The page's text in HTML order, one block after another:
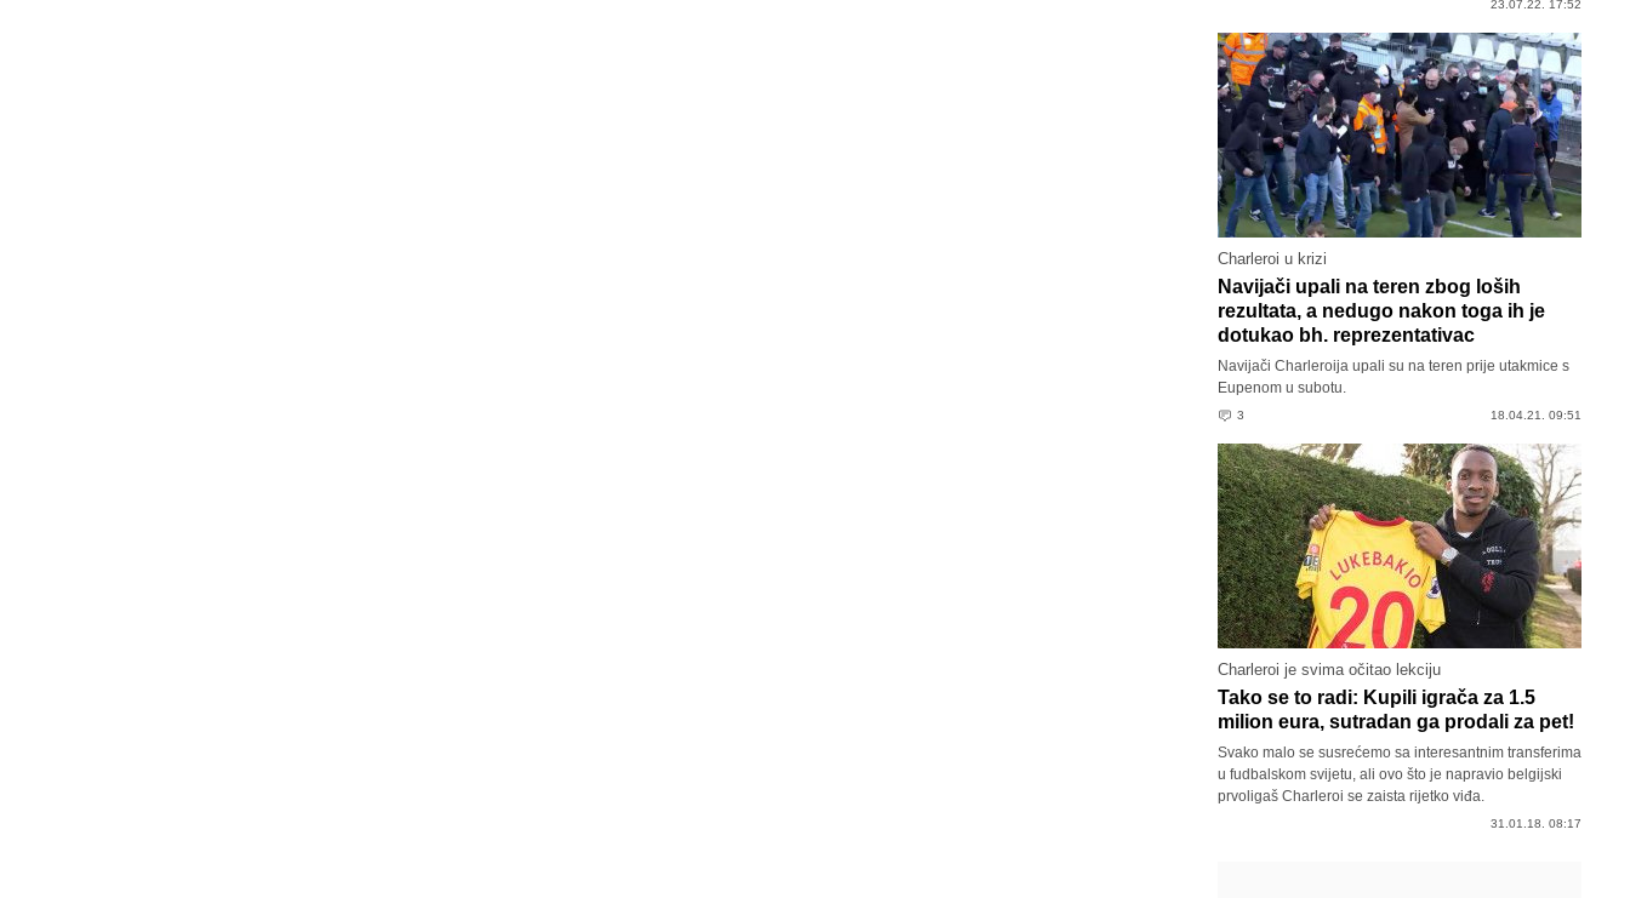
23.07.22. 17:52
Charleroi u krizi
Navijači upali na teren zbog loših
rezultata, a nedugo nakon toga ih je
dotukao bh. reprezentativac
Navijači Charleroija upali su na teren prije utakmice s
Eupenom u subotu.
3 18.04.21. 09:51
Charleroi je svima očitao lekciju
Tako se to radi: Kupili igrača za 1.5
milion eura, sutradan ga prodali za pet!
Svako malo se susrećemo sa interesantnim transferima
u fudbalskom svijetu, ali ovo što je napravio belgijski
prvoligaš Charleroi se zaista rijetko viđa.
31.01.18. 08:17